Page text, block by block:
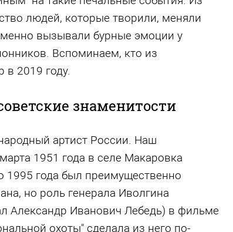
людей, которые творили, меняли
вызывали бурные эмоции у
Вспоминаем, кто из
в 2019 году.
знаменитости
артист России. Наш
1951 года в селе Макаровка
1995 года был преимущественно
но роль генерала Иволгина
Александр Иванович Лебедь) в фильме
охоты" сделала из него по-